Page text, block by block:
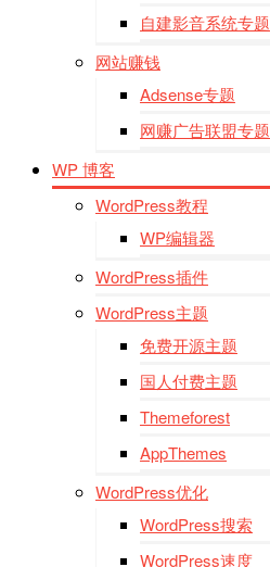
自建影音系统专题
网站赚钱
Adsense专题
网赚广告联盟专题
WP 博客
WordPress教程
WP编辑器
WordPress插件
WordPress主题
免费开源主题
国人付费主题
Themeforest
AppThemes
WordPress优化
WordPress搜索
WordPress速度